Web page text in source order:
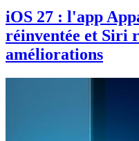
iOS 27 : l'app
réinventée et Siri
améliorations